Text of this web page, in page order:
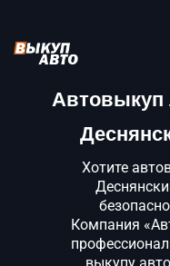
Хотите
Компания